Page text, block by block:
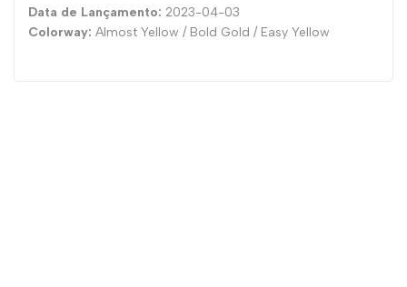
Data de Lançamento: 2023-04-03
Colorway: Almost Yellow / Bold Gold / Easy Yellow